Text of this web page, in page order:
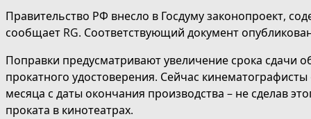
Правительство РФ внесло в Госдуму законопроект,
сообщает RG. Соответствующий документ
Поправки предусматривают увеличение срока
прокатного удостоверения. Сейчас
месяца с даты окончания производства – не сделав
проката в кинотеатрах.